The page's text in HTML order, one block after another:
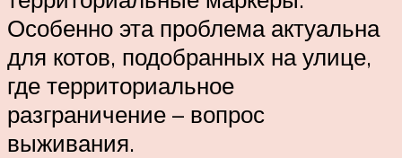
Особенно эта проблема актуальна
для котов, подобранных на улице,
где территориальное
разграничение – вопрос
выживания.